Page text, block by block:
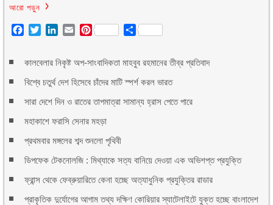
আরো পড়ুন
Facebook
TwitterLinkedIn
EmailPinterest Share
কালবেলার নিকৃষ্ট অপ-সাংবাদিকতা মাহবুব রহমানের তীব্র প্রতিবাদ
বিশ্বে চতুর্থ দেশ হিসেবে চাঁদের মাটি স্পর্শ করল ভারত
সারা দেশে দিন ও রাতের তাপমাত্রা সামান্য হ্রাস পেতে পারে
মহাকাশে ফরাসি সেনার মহড়া
প্রথমবার মঙ্গলের শব্দ শুনলো পৃথিবী
ডিপফেক টেকনোলজি : মিথ্যাকে সত্য বানিয়ে দেওয়া এক অভিশপ্ত প্রযুক্তি
ফ্রান্স থেকে ফেব্রুয়ারিতে কেনা হচ্ছে অত্যাধুনিক প্রযুক্তির রাডার
প্রাকৃতিক দুর্যোগের আগাম তথ্য দক্ষিণ কোরিয়ার স্যাটেলাইটে যুক্ত হচ্ছে বাংলাদেশ